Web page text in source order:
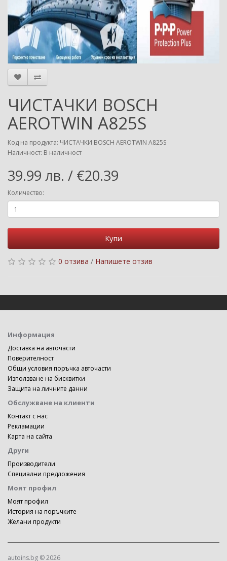
ЧИСТАЧКИ BOSCH
AEROTWIN A825S
Код на продукта: ЧИСТАЧКИ BOSCH AEROTWIN A825S
Наличност: В наличност
39.99 лв. / €20.39
Количество:
Купи
0 отзива / Напишете отзив
Информация
Доставка на авточасти
Поверителност
Общи условия поръчка авточасти
Използване на бисквитки
Защита на личните данни
Обслужване на клиенти
Контакт с нас
Рекламации
Карта на сайта
Други
Производители
Специални предложения
Моят профил
Моят профил
История на поръчките
Желани продукти
autoins.bg © 2026